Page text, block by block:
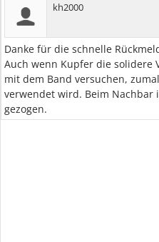
kh2000
Danke für die schnelle
Auch wenn Kupfer die solidere
mit dem Band versuchen,
verwendet wird. Beim
gezogen.